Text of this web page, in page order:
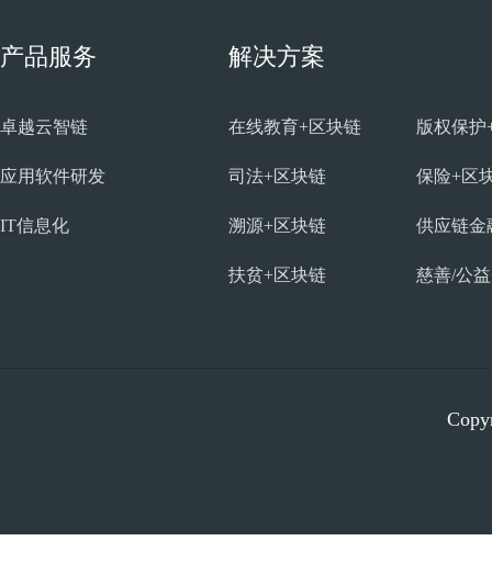
产品服务
卓越云智链
应用软件研发
IT信息化
解决方案
在线教育+区块链 版权保护
司法+区块链 保险+区
溯源+区块链 供应链金
扶贫+区块链 慈善/公